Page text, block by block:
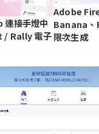
連接手燈中
/ Rally 電子
Adobe
Banana、
限次生成